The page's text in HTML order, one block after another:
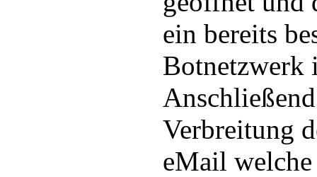
ein bereits
Botnetzwerk
Verbreitung
eMail